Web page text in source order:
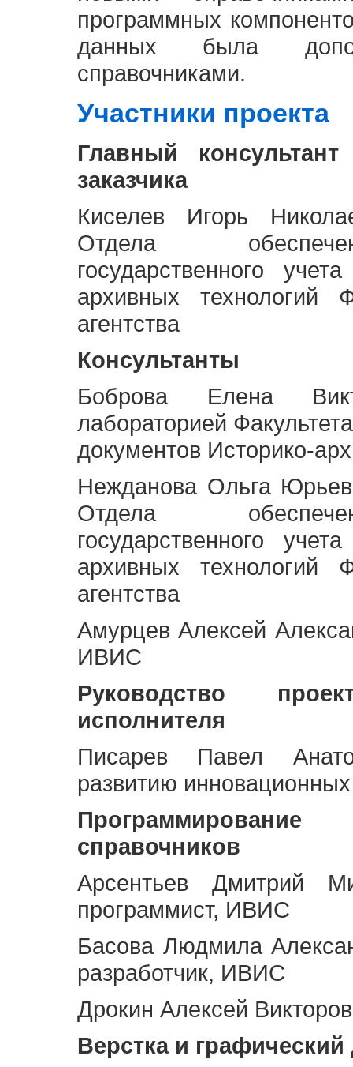
программных
данных была
справочниками.
Участники проекта
Главный
заказчика
Киселев Игорь
Отдела
государственного
архивных технологий
агентства
Консультанты
Боброва Елена
лабораторией
документов Историко-
Нежданова Ольга
Отдела
государственного
архивных технологий
агентства
Амурцев Алексей
ИВИС
Руководство
исполнителя
Писарев Павел
развитию
Программирование
справочников
Арсентьев Дмитрий
программист, ИВИС
Басова Людмила
разработчик, ИВИС
Дрокин Алексей
Верстка и графический